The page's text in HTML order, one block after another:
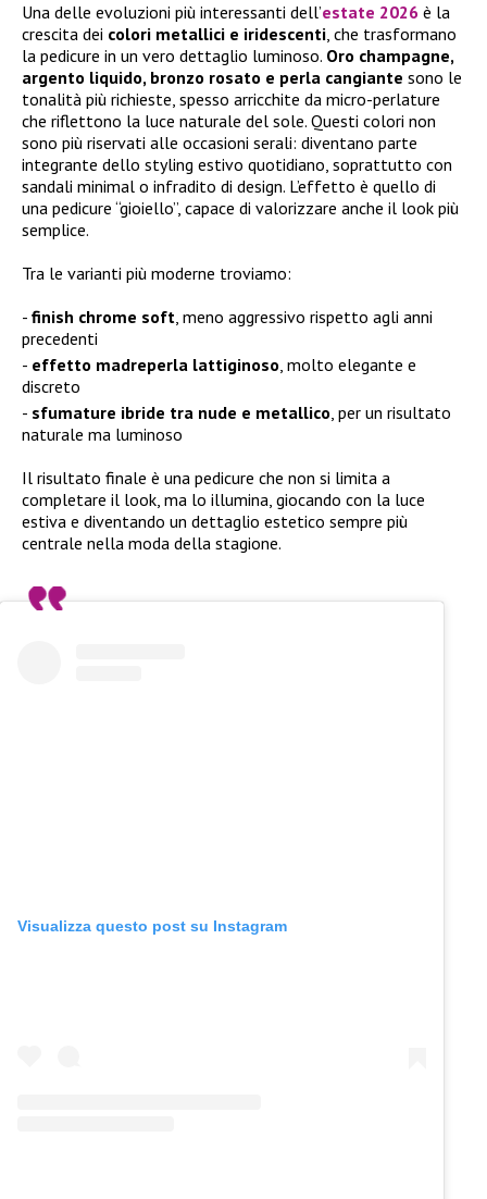
Una delle evoluzioni più interessanti dell’estate 2026 è la
crescita dei colori metallici e iridescenti, che trasformano
la pedicure in un vero dettaglio luminoso. Oro champagne,
argento liquido, bronzo rosato e perla cangiante sono le
tonalità più richieste, spesso arricchite da micro-perlature
che riflettono la luce naturale del sole. Questi colori non
sono più riservati alle occasioni serali: diventano parte
integrante dello styling estivo quotidiano, soprattutto con
sandali minimal o infradito di design. L’effetto è quello di
una pedicure “gioiello”, capace di valorizzare anche il look più
semplice.
Tra le varianti più moderne troviamo:
finish chrome soft, meno aggressivo rispetto agli anni
precedenti
effetto madreperla lattiginoso, molto elegante e
discreto
sfumature ibride tra nude e metallico, per un risultato
naturale ma luminoso
Il risultato finale è una pedicure che non si limita a
completare il look, ma lo illumina, giocando con la luce
estiva e diventando un dettaglio estetico sempre più
centrale nella moda della stagione.
Visualizza questo post su Instagram